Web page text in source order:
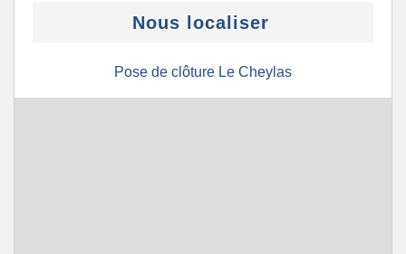
Nous localiser
Pose de clôture Le Cheylas